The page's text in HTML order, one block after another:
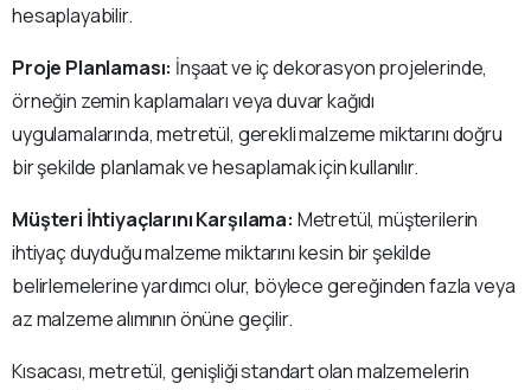
hesaplayabilir.
Proje Planlaması: İnşaat ve iç dekorasyon projelerinde,
örneğin zemin kaplamaları veya duvar kağıdı
uygulamalarında, metretül, gerekli malzeme miktarını doğru
bir şekilde planlamak ve hesaplamak için kullanılır.
Müşteri İhtiyaçlarını Karşılama: Metretül, müşterilerin
ihtiyaç duyduğu malzeme miktarını kesin bir şekilde
belirlemelerine yardımcı olur, böylece gereğinden fazla veya
az malzeme alımının önüne geçilir.
Kısacası, metretül, genişliği standart olan malzemelerin